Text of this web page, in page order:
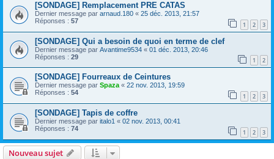
[SONDAGE] Remplacement PRE CATAS
Dernier message par arnaud.180 « 25 déc. 2013, 21:57
Réponses : 57 1 2 3
[SONDAGE] Qui a besoin de quoi en terme de clef
Dernier message par Avantime9534 « 01 déc. 2013, 20:46
Réponses : 29 1 2
[SONDAGE] Fourreaux de Ceintures
Dernier message par Spaza« 22 nov. 2013, 19:59
Réponses : 54 1 2 3
[SONDAGE] Tapis de coffre
Dernier message par italo1 « 02 nov. 2013, 00:41
Réponses : 74 1 2 3
Nouveau sujet